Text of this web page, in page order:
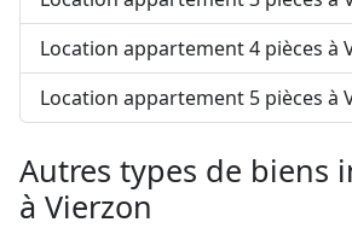
Location appartement 4 pièces à
Location appartement 5 pièces à
Autres types de biens
à Vierzon